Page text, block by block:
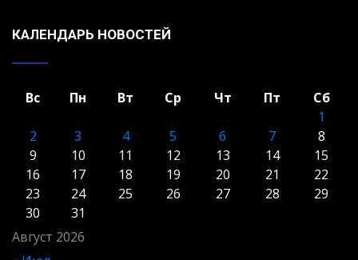
КАЛЕНДАРЬ НОВОСТЕЙ
Август 2026
Вс Пн Вт Ср Чт Пт
Сб
1
2
3 4 5 6 7
8
9
10 11 12 13 14
15
16
17 18 19 20 21
22
23
24 25 26 27 28
29
30
31